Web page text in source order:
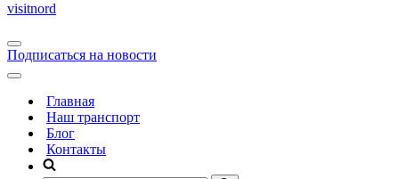
visitnord
Подписаться на новости
Главная
Наш транспорт
Блог
Контакты